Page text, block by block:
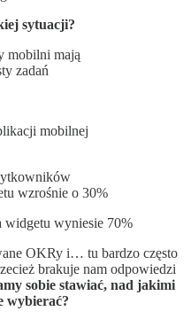
sytuacji?
mobilni mają
zadań
mobilnej
wzrośnie o 30%
widgetu wyniesie 70%
OKRy i… tu bardzo często
brakuje nam odpowiedzi
sobie stawiać, nad jakimi
wybierać?